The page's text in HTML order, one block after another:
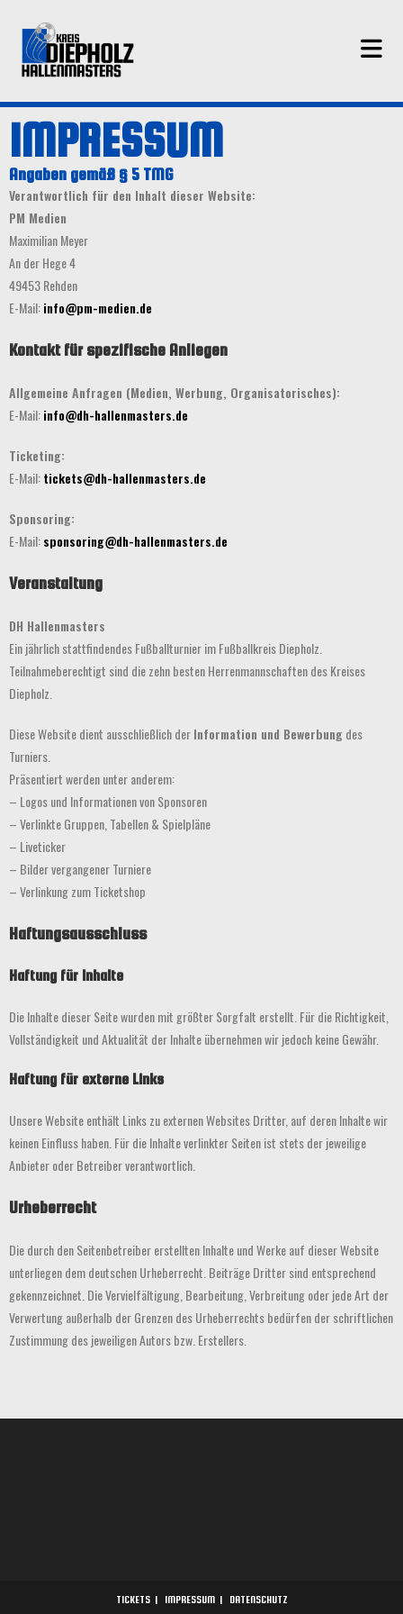
IMPRESSUM
Angaben gemäß § 5 TMG
Verantwortlich für den Inhalt dieser Website:
PM Medien
Maximilian Meyer
An der Hege 4
49453 Rehden
E-Mail:info@pm-medien.de
Kontakt für spezifische Anliegen
Allgemeine Anfragen (Medien, Werbung, Organisatorisches):
E-Mail:info@dh-hallenmasters.de
Ticketing:
E-Mail:tickets@dh-hallenmasters.de
Sponsoring:
E-Mail:sponsoring@dh-hallenmasters.de
Veranstaltung
DH Hallenmasters
Ein jährlich stattfindendes Fußballturnier im Fußballkreis Diepholz.
Teilnahmeberechtigt sind die zehn besten Herrenmannschaften des Kreises
Diepholz.
Diese Website dient ausschließlich derInformation und Bewerbungdes
Turniers.
Präsentiert werden unter anderem:
– Logos und Informationen von Sponsoren
– Verlinkte Gruppen, Tabellen & Spielpläne
– Liveticker
– Bilder vergangener Turniere
– Verlinkung zum Ticketshop
Haftungsausschluss
Haftung für Inhalte
Die Inhalte dieser Seite wurden mit größter Sorgfalt erstellt. Für die Richtigkeit,
Vollständigkeit und Aktualität der Inhalte übernehmen wir jedoch keine Gewähr.
Haftung für externe Links
Unsere Website enthält Links zu externen Websites Dritter, auf deren Inhalte wir
keinen Einfluss haben. Für die Inhalte verlinkter Seiten ist stets der jeweilige
Anbieter oder Betreiber verantwortlich.
Urheberrecht
Die durch den Seitenbetreiber erstellten Inhalte und Werke auf dieser Website
unterliegen dem deutschen Urheberrecht. Beiträge Dritter sind entsprechend
gekennzeichnet. Die Vervielfältigung, Bearbeitung, Verbreitung oder jede Art der
Verwertung außerhalb der Grenzen des Urheberrechts bedürfen der schriftlichen
Zustimmung des jeweiligen Autors bzw. Erstellers.
TICKETS IMPRESSUM DATENSCHUTZ